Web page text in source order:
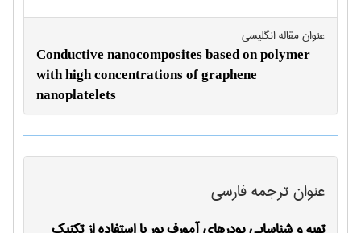
عنوان مقاله انگليسی
Conductive nanocomposites based on polymer
with high concentrations of graphene
nanoplatelets
عنوان ترجمه فارسی